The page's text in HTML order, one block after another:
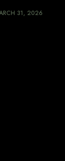
31, 2026